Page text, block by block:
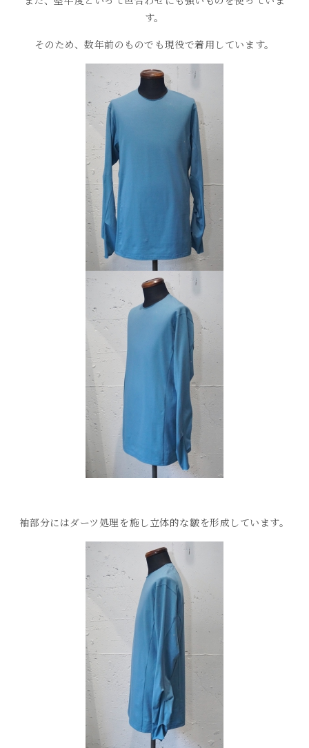
す。
そのため、数年前のものでも現役で着用しています。
袖部分にはダーツ処理を施し立体的な皺を形成しています。